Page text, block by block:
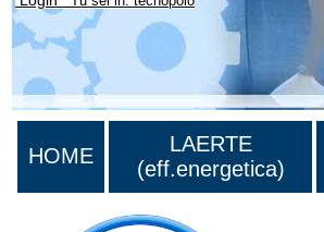
HOME
LAERTE
(eff.energetica)